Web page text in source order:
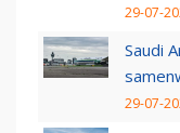
29-07-
Saudi
29-07-